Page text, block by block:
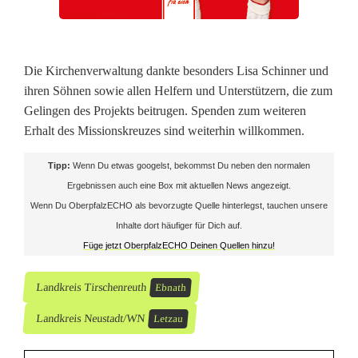
e
n
v
a
t
z
Die Kirchenverwaltung dankte besonders Lisa Schinner und
ihren Söhnen sowie allen Helfern und Unterstützern, die zum
Gelingen des Projekts beitrugen. Spenden zum weiteren
Erhalt des Missionskreuzes sind weiterhin willkommen.
Tipp: Wenn Du etwas googelst, bekommst Du neben den normalen
Ergebnissen auch eine Box mit aktuellen News angezeigt.
Wenn Du OberpfalzECHO als bevorzugte Quelle hinterlegst, tauchen unsere
Inhalte dort häufiger für Dich auf.
Füge jetzt OberpfalzECHO Deinen Quellen hinzu!
Landkreis Tirschenreuth Ebnath
Landkreis Neustadt/WN Letzau